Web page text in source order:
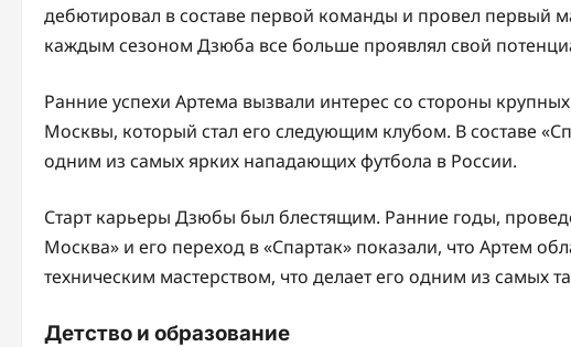
дебютировал в составе первой команды и провел первый
каждым сезоном Дзюба все больше проявлял свой
Ранние успехи Артема вызвали интерес со стороны
Москвы, который стал его следующим клубом. В составе
одним из самых ярких нападающих футбола в России.
Старт карьеры Дзюбы был блестящим. Ранние годы,
Москва» и его переход в «Спартак» показали, что Артем
техническим мастерством, что делает его одним из самых
Детство и образование